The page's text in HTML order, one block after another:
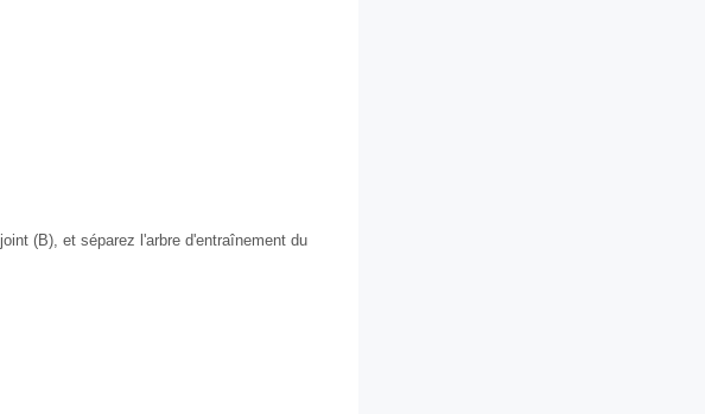
(B), et séparez l'arbre d'entraînement du